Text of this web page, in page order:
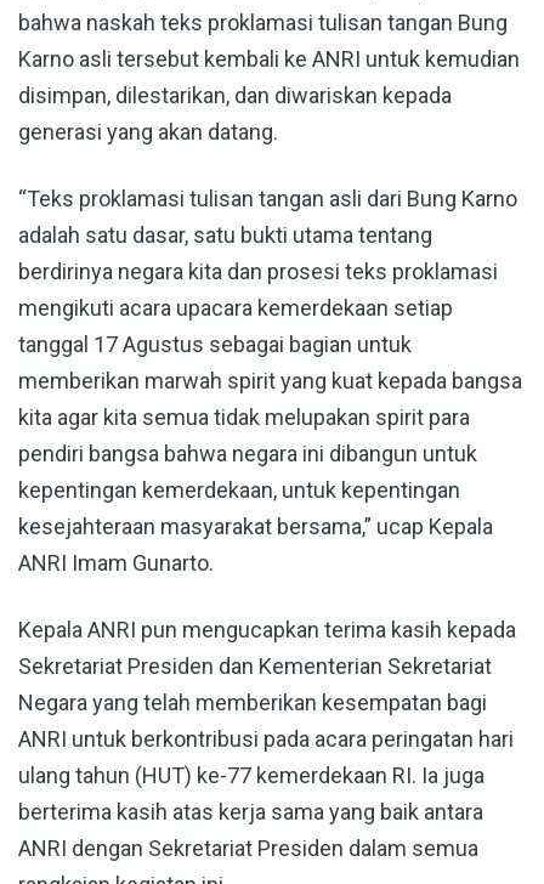
bahwa naskah teks proklamasi tulisan tangan Bung
Karno asli tersebut kembali ke ANRI untuk kemudian
disimpan, dilestarikan, dan diwariskan kepada
generasi yang akan datang.
“Teks proklamasi tulisan tangan asli dari Bung Karno
adalah satu dasar, satu bukti utama tentang
berdirinya negara kita dan prosesi teks proklamasi
mengikuti acara upacara kemerdekaan setiap
tanggal 17 Agustus sebagai bagian untuk
memberikan marwah spirit yang kuat kepada bangsa
kita agar kita semua tidak melupakan spirit para
pendiri bangsa bahwa negara ini dibangun untuk
kepentingan kemerdekaan, untuk kepentingan
kesejahteraan masyarakat bersama,” ucap Kepala
ANRI Imam Gunarto.
Kepala ANRI pun mengucapkan terima kasih kepada
Sekretariat Presiden dan Kementerian Sekretariat
Negara yang telah memberikan kesempatan bagi
ANRI untuk berkontribusi pada acara peringatan hari
ulang tahun (HUT) ke-77 kemerdekaan RI. Ia juga
berterima kasih atas kerja sama yang baik antara
ANRI dengan Sekretariat Presiden dalam semua